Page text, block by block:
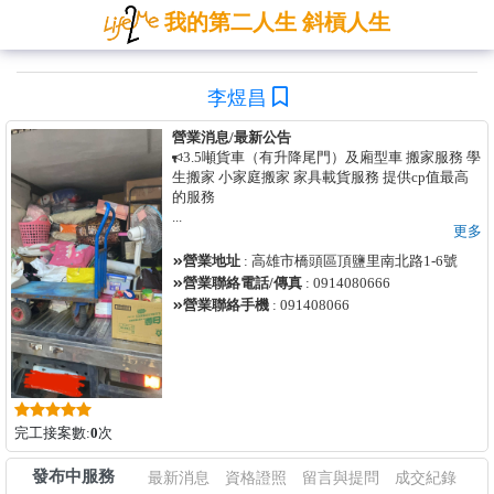
我的第二人生 斜槓人生
李煜昌
完工接案數:0次
營業消息/最新公告
3.5噸貨車（有升降尾門）及廂型車 搬家服務 學
生搬家 小家庭搬家 家具載貨服務 提供cp值最高
的服務
...
更多
營業地址 : 高雄市橋頭區頂鹽里南北路1-6號
營業聯絡電話/傳真 : 0914080666
營業聯絡手機 : 091408066
發布中服務 最新消息 資格證照 留言與提問 成交紀錄